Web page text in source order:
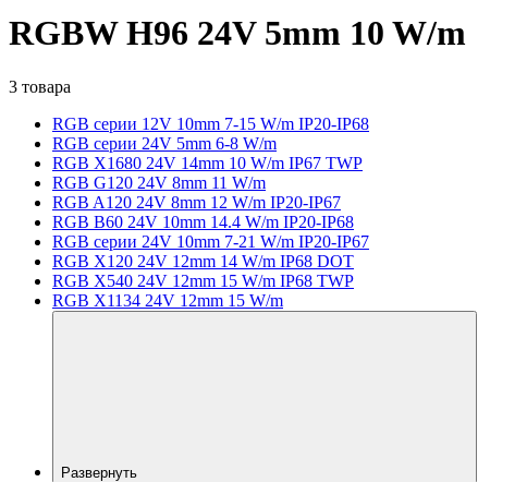
RGBW H96 24V 5mm 10 W/m
3 товара
RGB серии 12V 10mm 7-15 W/m IP20-IP68
RGB серии 24V 5mm 6-8 W/m
RGB X1680 24V 14mm 10 W/m IP67 TWP
RGB G120 24V 8mm 11 W/m
RGB A120 24V 8mm 12 W/m IP20-IP67
RGB B60 24V 10mm 14.4 W/m IP20-IP68
RGB серии 24V 10mm 7-21 W/m IP20-IP67
RGB X120 24V 12mm 14 W/m IP68 DOT
RGB X540 24V 12mm 15 W/m IP68 TWP
RGB X1134 24V 12mm 15 W/m
Развернуть